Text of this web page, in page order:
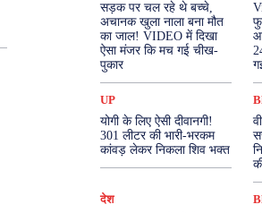
सड़क पर चल रहे थे बच्चे,
अचानक खुला नाला बना मौत
का जाल! VIDEO में दिखा
ऐसा मंजर कि मच गई चीख-
पुकार
UP
योगी के लिए ऐसी दीवानगी!
301 लीटर की भारी-भरकम
कांवड़ लेकर निकला शिव भक्त
देश